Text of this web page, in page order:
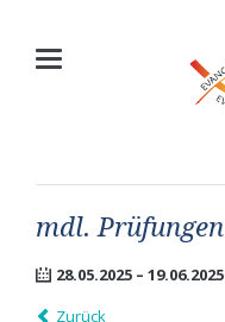
mdl. Prüfungen
28.05.2025 – 19.06.2025
Zurück